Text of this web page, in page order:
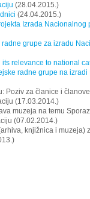
(28.04.2015.)
(24.04.2015.)
Izrada
grupe za izradu
relevance to national
radne grupe na
Poziv za članice i
(17.03.2014.)
muzeja na temu
(07.02.2014.)
knjižnica i